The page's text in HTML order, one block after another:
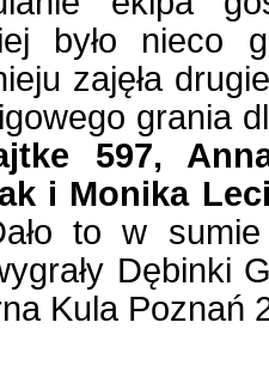
było nieco
zajęła
grania
597,
i Monika
to w
Dębinki
Kula Poznań